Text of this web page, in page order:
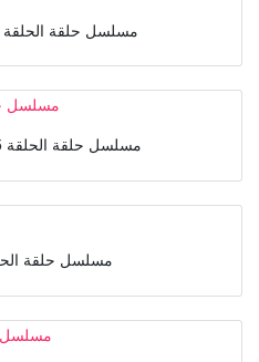
مسلسل حلقة الحلقة 5 الخامسة
مسلسل حلقة الحلقة 5 الخامسة مترجمة
مسلسل حلقة الحلقة 5